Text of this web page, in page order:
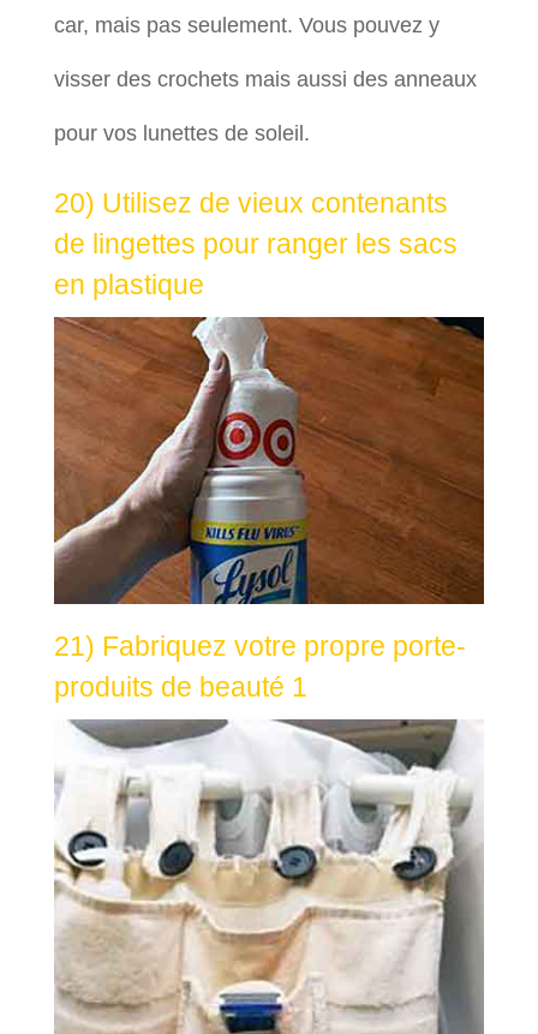
car, mais pas seulement. Vous pouvez y
visser des crochets mais aussi des anneaux
pour vos lunettes de soleil.
20) Utilisez de vieux contenants
de lingettes pour ranger les sacs
en plastique
21) Fabriquez votre propre porte-
produits de beauté 1